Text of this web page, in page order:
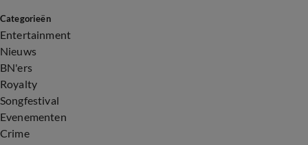
3:04
Categorieën
Entertainment
Nieuws
BN'ers
Royalty
Songfestival
Evenementen
Crime